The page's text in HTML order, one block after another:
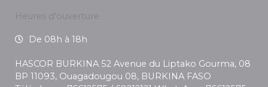
Heures d'ouverture
De 08h à 18h
HASCOR BURKINA 52 Avenue du Liptako Gourma, 08
BP 11093, Ouagadougou 08, BURKINA FASO